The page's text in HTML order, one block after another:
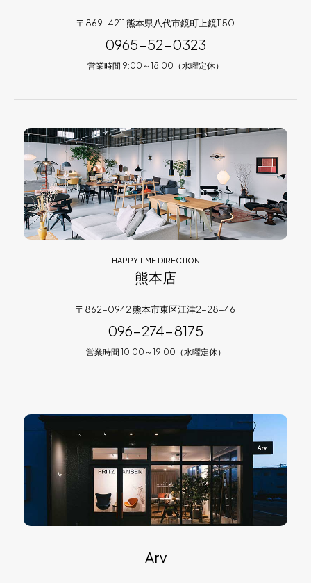
〒869-4211 熊本県八代市鏡町上鏡1150
0965-52-0323
営業時間 9:00～18:00（水曜定休）
HAPPY TIME DIRECTION
熊本店
〒862-0942 熊本市東区江津2-28-46
096-274-8175
営業時間 10:00～19:00（水曜定休）
Arv